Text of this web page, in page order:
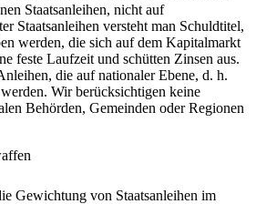
Staatsanleihen, nicht auf
Staatsanleihen versteht man Schuldtitel,
werden, die sich auf dem Kapitalmarkt
feste Laufzeit und schütten Zinsen aus.
die auf nationaler Ebene, d. h.
Wir berücksichtigen keine
Behörden, Gemeinden oder Regionen
Gewichtung von Staatsanleihen im